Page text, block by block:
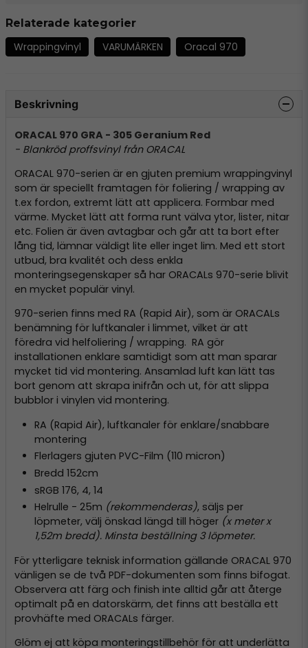
Relaterade kategorier
Wrappingvinyl VARUMÄRKEN Oracal 970
Beskrivning
ORACAL 970 GRA - 305 Geranium Red
- Blankröd proffsvinyl från ORACAL
ORACAL 970-serien är en gjuten premium wrappingvinyl
som är speciellt framtagen för foliering / wrapping av
t.ex fordon, extremt lätt att applicera. Formbar med
värme. Mycket lätt att forma runt välva ytor, lister, nitar
etc. Folien är även avtagbar och går att ta bort efter
lång tid, lämnar väldigt lite eller inget lim. Med ett stort
utbud, bra kvalitét och dess enkla
monteringsegenskaper så har ORACALs 970-serie blivit
en mycket populär vinyl.
970-serien finns med RA (Rapid Air), som är ORACALs
benämning för luftkanaler i limmet, vilket är att
föredra vid helfoliering / wrapping. RA gör
installationen enklare samtidigt som att man sparar
mycket tid vid montering. Ansamlad luft kan lätt tas
bort genom att skrapa inifrån och ut, för att slippa
bubblor i vinylen vid montering.
RA (Rapid Air), luftkanaler för enklare/snabbare
montering
Flerlagers gjuten PVC-Film (110 micron)
Bredd 152cm
sRGB 176, 4, 14
Helrulle - 25m (rekommenderas), säljs per
löpmeter, välj önskad längd till höger(x meter x
1,52m bredd). Minsta beställning 3 löpmeter.
För ytterligare teknisk information gällande ORACAL 970
vänligen se de två PDF-dokumenten som finns bifogat.
Observera att färg och finish inte alltid går att återge
optimalt på en datorskärm, det finns att beställa ett
provhäfte med ORACALs färger.
Glöm ej att köpa monteringstillbehör för att underlätta